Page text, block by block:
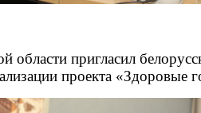
области пригласил
проекта «Здоровые